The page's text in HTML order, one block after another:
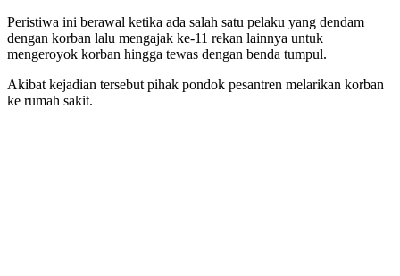
Peristiwa ini berawal ketika ada salah satu pelaku yang dendam
dengan korban lalu mengajak ke-11 rekan lainnya untuk
mengeroyok korban hingga tewas dengan benda tumpul.
Akibat kejadian tersebut pihak pondok pesantren melarikan korban
ke rumah sakit.